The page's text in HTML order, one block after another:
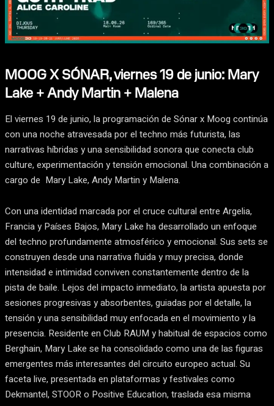
MOOG X SÓNAR, viernes 19 de junio: Mary
Lake + Andy Martin + Malena
El viernes 19 de junio, la programación de Sónar x Moog continúa
con una noche atravesada por el techno más futurista, las
narrativas híbridas y una sensibilidad sonora que conecta club
culture, experimentación y tensión emocional. Una combinación a
cargo de Mary Lake, Andy Martin y Malena.
Con una identidad marcada por el cruce cultural entre Argelia,
Francia y Países Bajos, Mary Lake ha desarrollado un enfoque
del techno profundamente atmosférico y emocional. Sus sets se
construyen desde una narrativa fluida y muy precisa, donde
intensidad e intimidad conviven constantemente dentro de la
pista de baile. Lejos del impacto inmediato, la artista apuesta por
sesiones progresivas y absorbentes, guiadas por el detalle, la
tensión y una sensibilidad muy enfocada en el movimiento y la
presencia. Residente en Club RAUM y habitual de espacios como
Berghain, Mary Lake se ha consolidado como una de las figuras
emergentes más interesantes del circuito europeo actual. Su
faceta live, presentada en plataformas y festivales como
Dekmantel, STOOR o Positive Education, traslada esa misma